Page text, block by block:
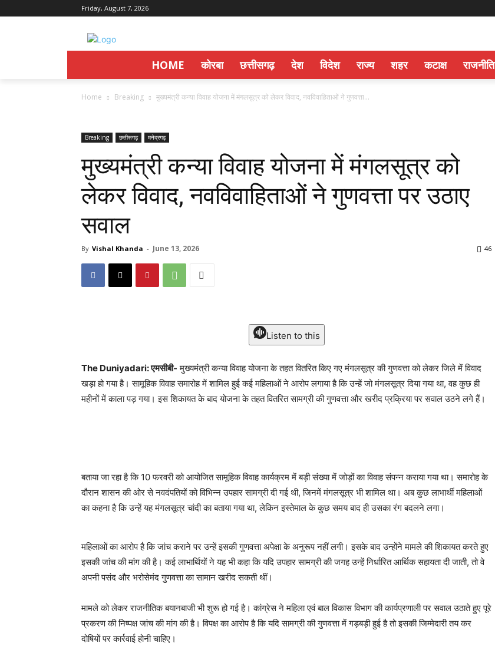
Friday, August 7, 2026
HOME कोरबा छत्तीसगढ़ देश विदेश राज्य शहर कटाक्ष राजनीति
Home Breaking मुख्यमंत्री कन्या विवाह योजना में मंगलसूत्र को लेकर विवाद, नवविवाहिताओं ने गुणवत्ता...
Breaking छत्तीसगढ़ मनेद्रगढ़
मुख्यमंत्री कन्या विवाह योजना में मंगलसूत्र को
लेकर विवाद, नवविवाहिताओं ने गुणवत्ता पर उठाए
सवाल
By Vishal Khanda - June 13, 2026 46
Listen to this
The Duniyadari: एमसीबी- मुख्यमंत्री कन्या विवाह योजना के तहत वितरित किए गए मंगलसूत्र की गुणवत्ता को लेकर जिले में विवाद
खड़ा हो गया है। सामूहिक विवाह समारोह में शामिल हुई कई महिलाओं ने आरोप लगाया है कि उन्हें जो मंगलसूत्र दिया गया था, वह कुछ ही
महीनों में काला पड़ गया। इस शिकायत के बाद योजना के तहत वितरित सामग्री की गुणवत्ता और खरीद प्रक्रिया पर सवाल उठने लगे हैं।
बताया जा रहा है कि 10 फरवरी को आयोजित सामूहिक विवाह कार्यक्रम में बड़ी संख्या में जोड़ों का विवाह संपन्न कराया गया था। समारोह के
दौरान शासन की ओर से नवदंपतियों को विभिन्न उपहार सामग्री दी गई थी, जिनमें मंगलसूत्र भी शामिल था। अब कुछ लाभार्थी महिलाओं
का कहना है कि उन्हें यह मंगलसूत्र चांदी का बताया गया था, लेकिन इस्तेमाल के कुछ समय बाद ही उसका रंग बदलने लगा।
महिलाओं का आरोप है कि जांच कराने पर उन्हें इसकी गुणवत्ता अपेक्षा के अनुरूप नहीं लगी। इसके बाद उन्होंने मामले की शिकायत करते हुए
इसकी जांच की मांग की है। कई लाभार्थियों ने यह भी कहा कि यदि उपहार सामग्री की जगह उन्हें निर्धारित आर्थिक सहायता दी जाती, तो वे
अपनी पसंद और भरोसेमंद गुणवत्ता का सामान खरीद सकती थीं।
मामले को लेकर राजनीतिक बयानबाजी भी शुरू हो गई है। कांग्रेस ने महिला एवं बाल विकास विभाग की कार्यप्रणाली पर सवाल उठाते हुए पूरे
प्रकरण की निष्पक्ष जांच की मांग की है। विपक्ष का आरोप है कि यदि सामग्री की गुणवत्ता में गड़बड़ी हुई है तो इसकी जिम्मेदारी तय कर
दोषियों पर कार्रवाई होनी चाहिए।